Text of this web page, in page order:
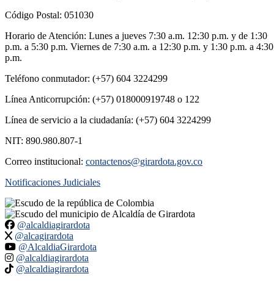
Código Postal: 051030
Horario de Atención: Lunes a jueves 7:30 a.m. 12:30 p.m. y de 1:30
p.m. a 5:30 p.m. Viernes de 7:30 a.m. a 12:30 p.m. y 1:30 p.m. a 4:30
p.m.
Teléfono conmutador: (+57) 604 3224299
Línea Anticorrupción: (+57) 018000919748 o 122
Línea de servicio a la ciudadanía: (+57) 604 3224299
NIT: 890.980.807-1
Correo institucional: contactenos@girardota.gov.co
Notificaciones Judiciales
@alcaldiagirardota
@alcagirardota
@AlcaldiaGirardota
@alcaldiagirardota
@alcaldiagirardota